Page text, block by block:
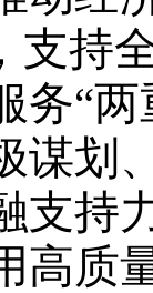
支持
务“两
谋划
支持
高质